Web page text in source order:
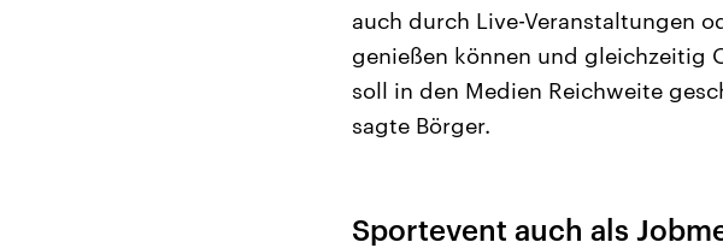
auch durch Live-Veranstaltungen
genießen können und gleichzeitig
soll in den Medien Reichweite
sagte Börger.
Sportevent auch als